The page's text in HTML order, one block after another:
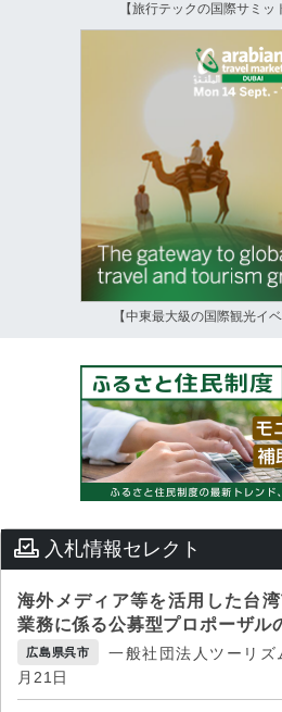
【旅行テックの国際サミッ
【中東最大級の国際観光イ
入札情報セレクト
海外メディア等を活用した台
業務に係る公募型プロポーザル
広島県呉市
一般社団法人ツーリ
月21日